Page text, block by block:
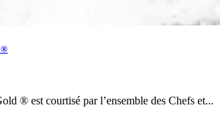
®
® est courtisé par l’ensemble des Chefs et...